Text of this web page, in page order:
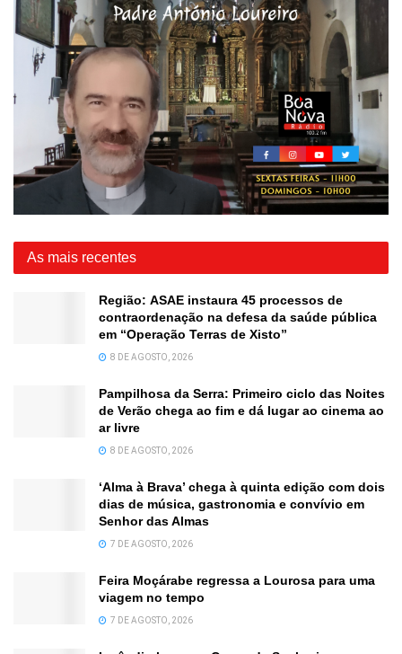
As mais recentes
Região: ASAE instaura 45 processos de
contraordenação na defesa da saúde pública
em “Operação Terras de Xisto”
8 DE AGOSTO, 2026
Pampilhosa da Serra: Primeiro ciclo das Noites
de Verão chega ao fim e dá lugar ao cinema ao
ar livre
8 DE AGOSTO, 2026
‘Alma à Brava’ chega à quinta edição com dois
dias de música, gastronomia e convívio em
Senhor das Almas
7 DE AGOSTO, 2026
Feira Moçárabe regressa a Lourosa para uma
viagem no tempo
7 DE AGOSTO, 2026